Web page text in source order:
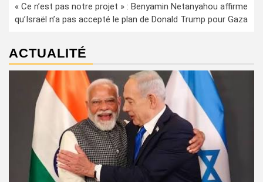
« Ce n’est pas notre projet » : Benyamin Netanyahou affirme
qu’Israël n’a pas accepté le plan de Donald Trump pour Gaza
ACTUALITÉ